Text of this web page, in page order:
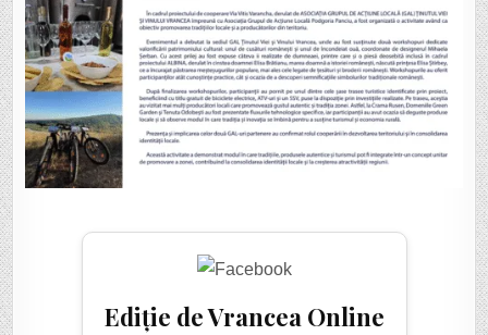
TRADIȚIILOR
ȘI
A
LOCALI
ÎN
CADRUL
PROIECTULUI
„VIA
VITIS
VARANCHA”
Ediție de Vrancea Online